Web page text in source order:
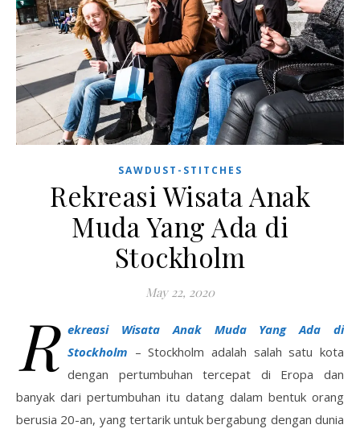
SAWDUST-STITCHES
Rekreasi Wisata Anak
Muda Yang Ada di
Stockholm
May 22, 2020
R ekreasi Wisata Anak Muda Yang Ada di
Stockholm – Stockholm adalah salah satu kota
dengan pertumbuhan tercepat di Eropa dan
banyak dari pertumbuhan itu datang dalam bentuk orang
berusia 20-an, yang tertarik untuk bergabung dengan dunia